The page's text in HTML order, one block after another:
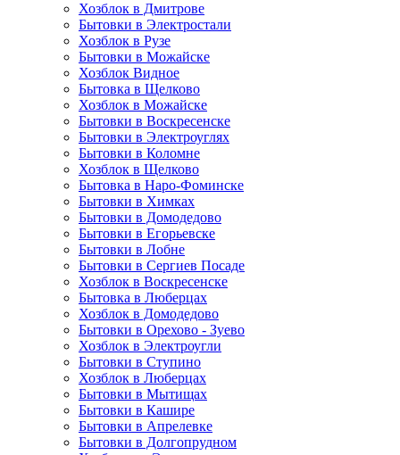
Хозблок в Дмитрове
Бытовки в Электростали
Хозблок в Рузе
Бытовки в Можайске
Хозблок Видное
Бытовкa в Щелково
Хозблок в Можайске
Бытовки в Воскресенске
Бытовки в Электроуглях
Бытовки в Коломне
Хозблок в Щелково
Бытовка в Наро-Фоминске
Бытовки в Химках
Бытовки в Домодедово
Бытовки в Егорьевске
Бытовки в Лобне
Бытовки в Сергиев Посаде
Хозблок в Воскресенске
Бытовка в Люберцах
Хозблок в Домодедово
Бытовки в Орехово - Зуево
Хозблок в Электроугли
Бытовки в Ступино
Хозблок в Люберцах
Бытовки в Мытищах
Бытовки в Кашире
Бытовки в Апрелевке
Бытовки в Долгопрудном